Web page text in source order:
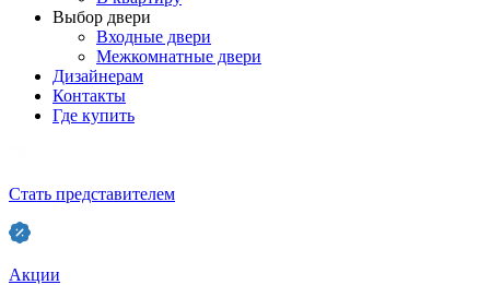
Выбор двери
Входные двери
Межкомнатные двери
Дизайнерам
Контакты
Где купить
Стать представителем
Акции